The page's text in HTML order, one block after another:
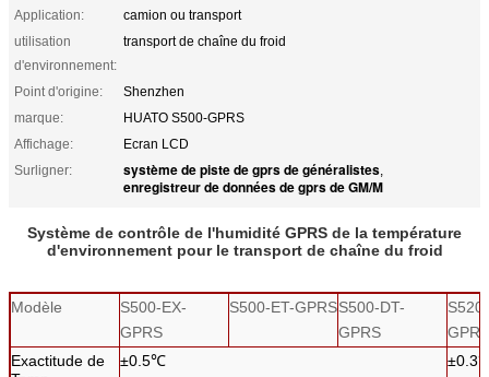
Application:
camion ou transport
utilisation
d'environnement:
transport de chaîne du froid
Point d'origine:
Shenzhen
marque:
HUATO S500-GPRS
Affichage:
Ecran LCD
Surligner:
système de piste de gprs de généralistes,
enregistreur de données de gprs de GM/M
Système de contrôle de l'humidité GPRS de la température
d'environnement pour le transport de chaîne du froid
Modèle
S500-EX-
GPRS
S500-ET-GPRSS500-DT-
GPRS
GPRS
Exactitude de
±0.5℃